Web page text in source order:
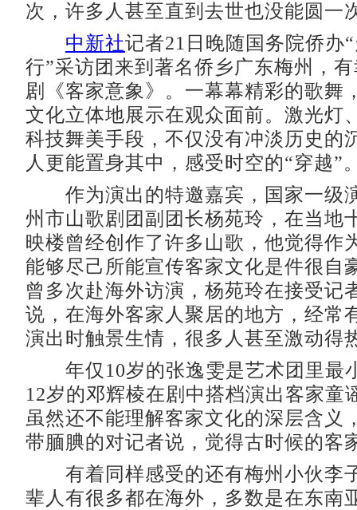
次，许多人甚至直到去世也没能圆一
中新社记者21日晚随国务院侨办
行”采访团来到著名侨乡广东梅州，
剧《客家意象》。一幕幕精彩的歌舞
文化立体地展示在观众面前。激光灯
科技舞美手段，不仅没有冲淡历史的
人更能置身其中，感受时空的“穿越”
作为演出的特邀嘉宾，国家一级
州市山歌剧团副团长杨苑玲，在当地
映楼曾经创作了许多山歌，他觉得作
能够尽己所能宣传客家文化是件很自
曾多次赴海外访演，杨苑玲在接受记
说，在海外客家人聚居的地方，经常
演出时触景生情，很多人甚至激动得
年仅10岁的张逸雯是艺术团里最
12岁的邓辉棱在剧中搭档演出客家童
虽然还不能理解客家文化的深层含义
带腼腆的对记者说，觉得古时候的客
有着同样感受的还有梅州小伙李
辈人有很多都在海外，多数是在东南